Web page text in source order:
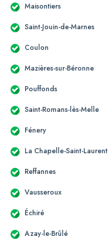
Maisontiers
Saint-Jouin-de-Marnes
Coulon
Mazières-sur-Béronne
Pouffonds
Saint-Romans-lès-Melle
Fénery
La Chapelle-Saint-Laurent
Reffannes
Vausseroux
Échiré
Azay-le-Brûlé